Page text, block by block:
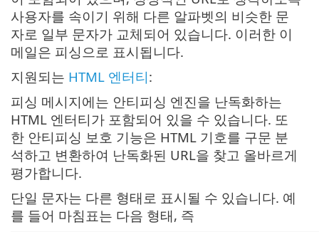
사용자를 속이기 위해 다른 알파벳의 비슷한 문
자로 일부 문자가 교체되어 있습니다. 이러한 이
메일은 피싱으로 표시됩니다.
지원되는 HTML 엔터티:
피싱 메시지에는 안티피싱 엔진을 난독화하는
HTML 엔터티가 포함되어 있을 수 있습니다. 또
한 안티피싱 보호 기능은 HTML 기호를 구문 분
석하고 변환하여 난독화된 URL을 찾고 올바르게
평가합니다.
단일 문자는 다른 형태로 표시될 수 있습니다. 예
를 들어 마침표는 다음 형태, 즉